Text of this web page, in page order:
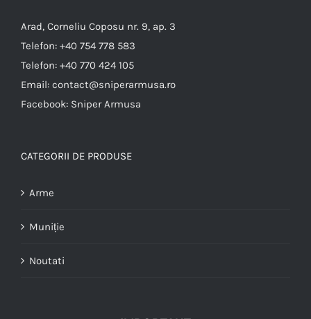
Arad, Corneliu Coposu nr. 9, ap. 3
Telefon: +40 754 778 583
Telefon: +40 770 424 105
Email: contact@sniperarmusa.ro
Facebook: Sniper Armusa
CATEGORII DE PRODUSE
Arme
Muniție
Noutati